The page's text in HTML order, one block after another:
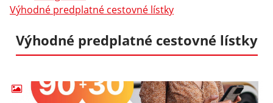
Výhodné predplatné cestovné lístky
Výhodné predplatné cestovné lístky